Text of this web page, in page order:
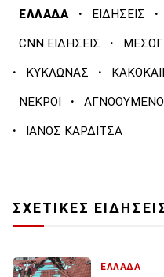
ΕΛΛΑΔΑ · ΕΙΔΗΣΕΙΣ ·
CNN ΕΙΔΗΣΕΙΣ ·
· ΚΥΚΛΩΝΑΣ ·
ΝΕΚΡΟΙ · ΑΓΝΟΟΥΜΕΝΟΙ
· ΙΑΝΟΣ ΚΑΡΔΙΤΣΑ
ΣΧΕΤΙΚΕΣ
ΕΛΛΑΔΑ